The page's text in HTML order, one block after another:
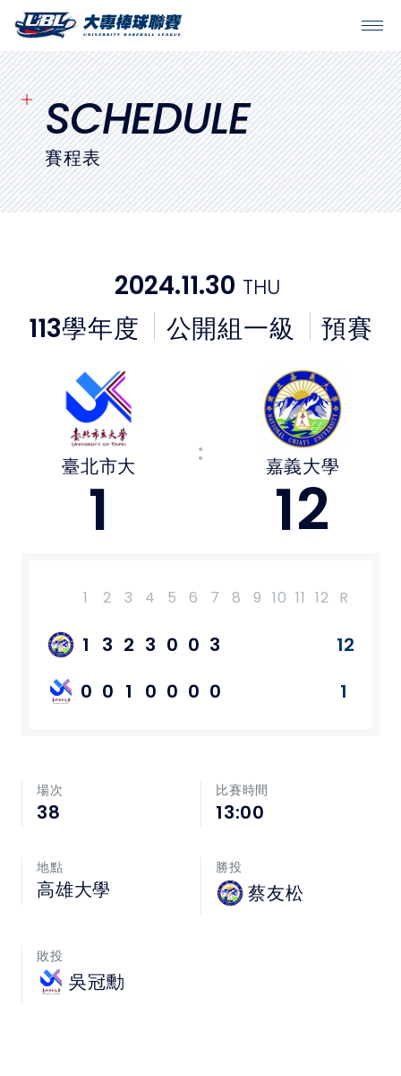
SITEMAP
首頁
球隊戰績
賽程表
比賽場地
最新消息
媒體文章
下載專區
中華民國大專院校體育總會
SCHEDULE
賽程表
2024.11.30 THU
113學年度 公開組一級 預賽
臺北市大
1
: 嘉義大學
12
1 2 3 4 5 6 7 8 9 10 11 12 R
1 3 2 3 0 0 3 12
0 0 1 0 0 0 0 1
場次
38
比賽時間
13:00
地點
高雄大學
勝投
蔡友松
敗投
吳冠勳